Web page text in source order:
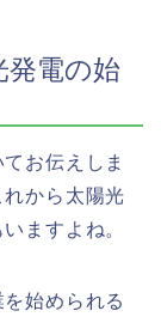
電の始
お伝えしま
から太陽光
ますよね。
始められる